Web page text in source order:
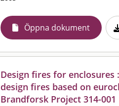
Öppna dokument
Design fires for
design fires based on
Brandforsk Project 314-001